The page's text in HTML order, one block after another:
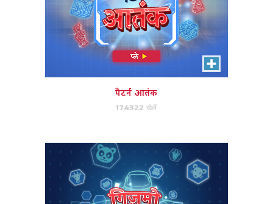
पैटर्न आतंक
174322 खेलें
गिज़मो मिलान
जानवर जोड़े और स्तर ऊपर मिलान!